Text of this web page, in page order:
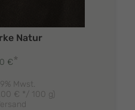
Natur
€*
Mwst.
€ */ 100 g)